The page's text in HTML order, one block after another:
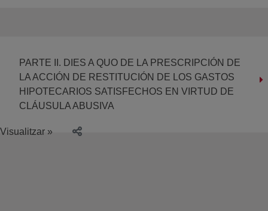
PARTE II. DIES A QUO DE LA PRESCRIPCIÓN DE
LA ACCIÓN DE RESTITUCIÓN DE LOS GASTOS
HIPOTECARIOS SATISFECHOS EN VIRTUD DE
CLÁUSULA ABUSIVA
Visualitzar »